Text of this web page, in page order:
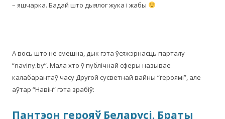
– яшчарка. Бадай што дыялог жука і жабы
А вось што не смешна, дык гэта ўсяжэрнасць парталу
“naviny.by”. Мала хто ў публічнай сферы называе
калабарантаў часу Другой сусветнай вайны “героямі”, але
аўтар “Навін” гэта зрабіў:
Пантэон герояў Беларусі. Браты